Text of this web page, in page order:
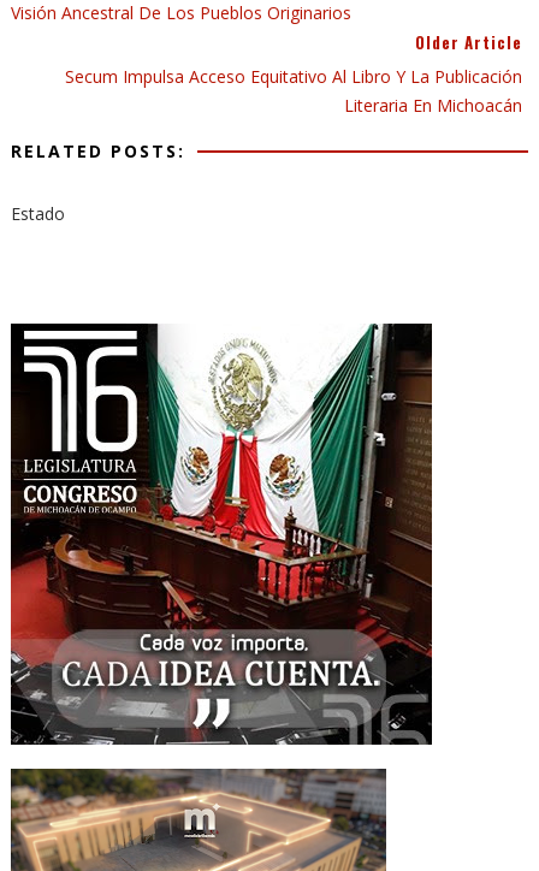
Visión Ancestral De Los Pueblos Originarios
Older Article
Secum Impulsa Acceso Equitativo Al Libro Y La Publicación
Literaria En Michoacán
RELATED POSTS:
Estado